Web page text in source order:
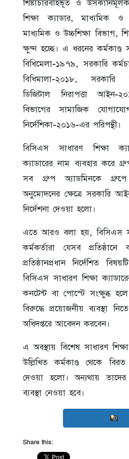
শিষ্টাচারবহির্ভূত ও
শিক্ষা ক্যাডার, মাধ্যমিক ও
মাধ্যমিক ও উচ্চশিক্ষা বিভাগ,
ক্ষুণ্ন হচ্ছে। এ ধরনের
বিধিমেলা-১৯৭৯, সরকারি
বিধিমালা-২০১৮,
ডিজিটাল নিরাপত্তা আইন-
বিভাগের সামাজিক
নির্দেশিকা-২০১৬-এর পরিপন্থী।
বিসিএস সাধারণ শিক্ষা
ক্যাডারের নাম ব্যবহার করে
সব গ্রুপ অ্যাডমিনকে
অনুমোদনের ক্ষেত্রে সরকারি
নির্দেশনা দেওয়া হলো।
এতে আরও বলা হয়, বিসিএস
কর্মকর্তারা যেসব
প্রতিষ্ঠানপ্রধান নির্দেশিত
বিসিএস সাধারণ শিক্ষা
কনটেন্ট বা পোস্টে সংক্ষুব্ধ
বিরুদ্ধে প্রয়োজনীয় ব্যবস্থা
অধিদপ্তরে আবেদন করবেন।
এ অবস্থায় বিশেষ সাধারণ
উল্লিখিত কর্মকাণ্ড থেকে
দেওয়া হলো। অন্যথায় তাদের
ব্যবস্থা নেওয়া হবে।
Share this: